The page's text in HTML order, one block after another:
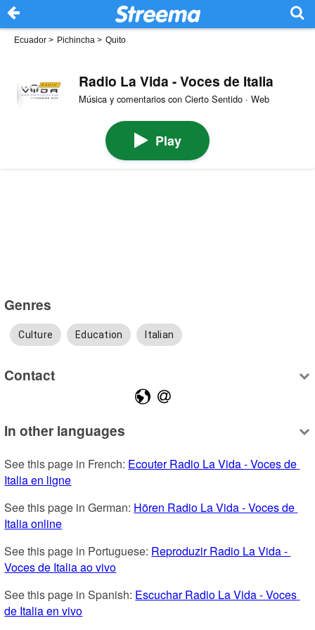
Ecuador > Pichincha > Quito
Radio La Vida - Voces de Italia
Música y comentarios con Cierto Sentido · Web
Play
Genres
Culture Education Italian
Contact
In other languages
See this page in French: Ecouter Radio La Vida - Voces de
Italia en ligne
See this page in German: Hören Radio La Vida - Voces de
Italia online
See this page in Portuguese: Reproduzir Radio La Vida -
Voces de Italia ao vivo
See this page in Spanish: Escuchar Radio La Vida - Voces
de Italia en vivo